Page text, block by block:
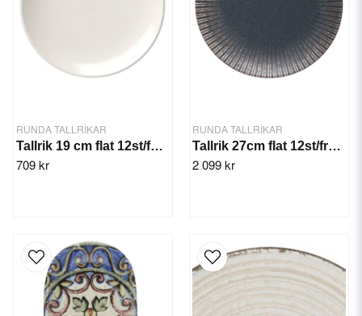
RUNDA TALLRIKAR
Tallrik 19 cm flat 12st/fp. Lona
709 kr
RUNDA TALLRIKAR
Tallrik 27cm flat 12st/frp. Reckless Lona
2 099 kr